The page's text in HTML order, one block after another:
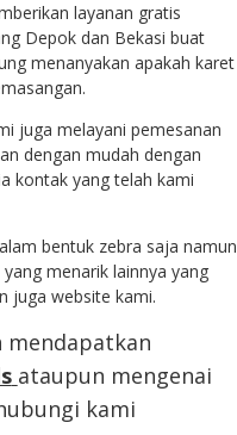
layanan gratis
Depok dan Bekasi buat
menanyakan apakah karet
juga melayani pemesanan
dengan mudah dengan
kontak yang telah kami
bentuk zebra saja namun
menarik lainnya yang
juga website kami.
mendapatkan
ataupun mengenai
kami